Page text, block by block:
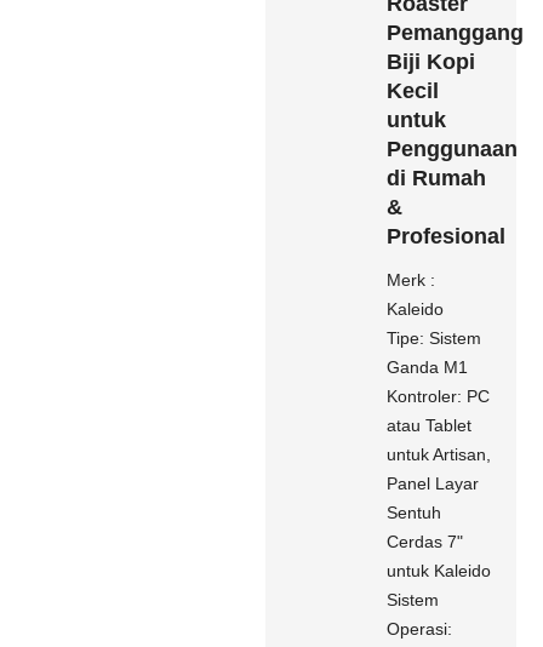
Pemanggang
Biji Kopi
Kecil
untuk
Penggunaan
di Rumah
&
Profesional
Merk :
Kaleido
Tipe: Sistem
Ganda M1
Kontroler: PC
atau Tablet
untuk Artisan,
Panel Layar
Sentuh
Cerdas 7"
untuk Kaleido
Sistem
Operasi: